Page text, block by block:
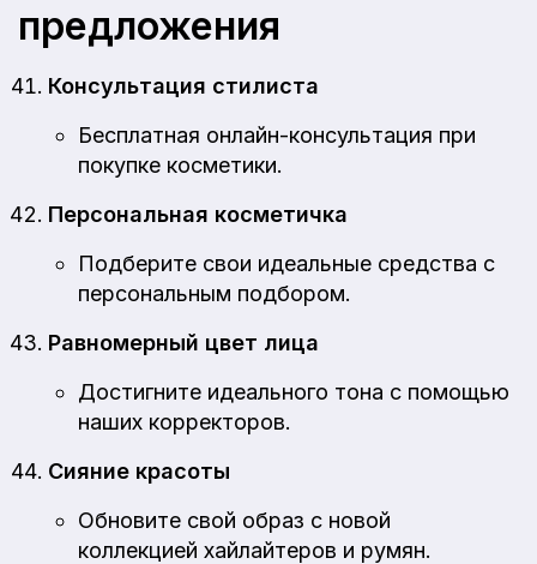
предложения
Консультация стилиста
Бесплатная онлайн-консультация при
покупке косметики.
Персональная косметичка
Подберите свои идеальные средства с
персональным подбором.
Равномерный цвет лица
Достигните идеального тона с помощью
наших корректоров.
Сияние красоты
Обновите свой образ с новой
коллекцией хайлайтеров и румян.